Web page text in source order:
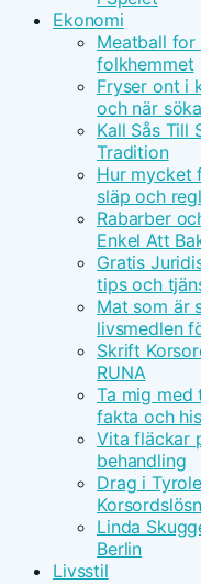
Ekonomi
Meatball for
folkhemmet
Fryser ont i
och när
Kall Sås Till
Tradition
Hur mycket
släp och
Rabarber
Enkel Att
Gratis
tips och
Mat som är
livsmedlen
Skrift
RUNA
Ta mig med
fakta och
Vita fläckar
behandling
Drag i
Linda
Berlin
Livsstil